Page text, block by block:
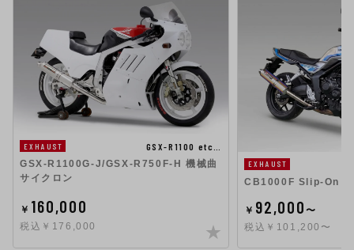
EXHAUST
GSX-R1100 etc…
GSX-R1100G-J/GSX-R750F-H 機械曲
サイクロン
￥ 160,000
税込￥176,000
EXHAUST
CB1000F Slip-On サ
￥ 92,000〜
税込￥101,200〜